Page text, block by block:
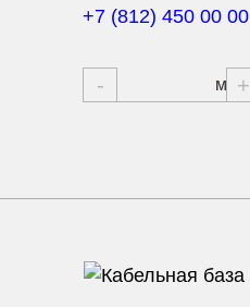
+7 (812) 450 00 00
- +